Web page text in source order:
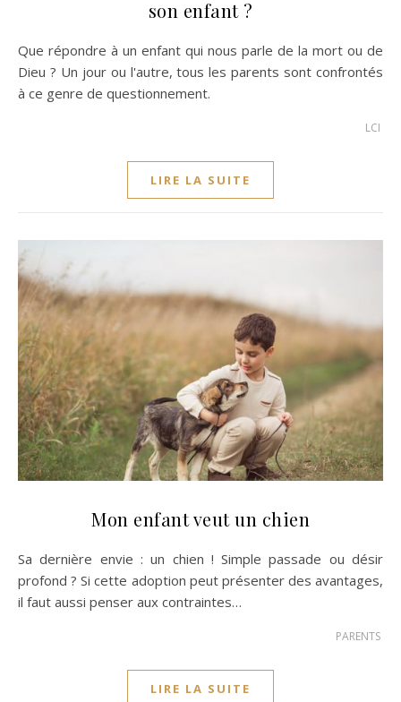
son enfant ?
Que répondre à un enfant qui nous parle de la mort ou de
Dieu ? Un jour ou l'autre, tous les parents sont confrontés
à ce genre de questionnement.
LCI
LIRE LA SUITE
Mon enfant veut un chien
Sa dernière envie : un chien ! Simple passade ou désir
profond ? Si cette adoption peut présenter des avantages,
il faut aussi penser aux contraintes…
PARENTS
LIRE LA SUITE